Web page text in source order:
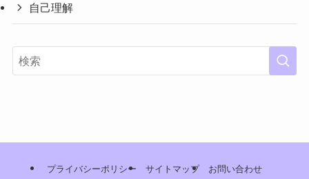
自己理解
プライバシーポリシー サイトマップ お問い合わせ